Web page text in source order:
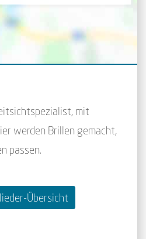
mit
werden Brillen gemacht,
passen.
Übersicht